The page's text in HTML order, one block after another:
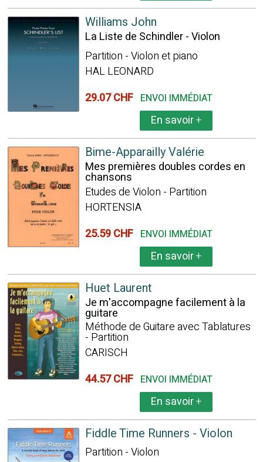
Williams John
La Liste de Schindler - Violon
Partition - Violon et piano
HAL LEONARD
29.07 CHF ENVOI IMMÉDIAT
En savoir+
Bime-Apparailly Valérie
Mes premières doubles cordes en
chansons
Etudes de Violon - Partition
HORTENSIA
25.59 CHF ENVOI IMMÉDIAT
En savoir+
Huet Laurent
Je m'accompagne facilement à la
guitare
Méthode de Guitare avec Tablatures
- Partition
CARISCH
44.57 CHF ENVOI IMMÉDIAT
En savoir+
Fiddle Time Runners - Violon
Partition - Violon